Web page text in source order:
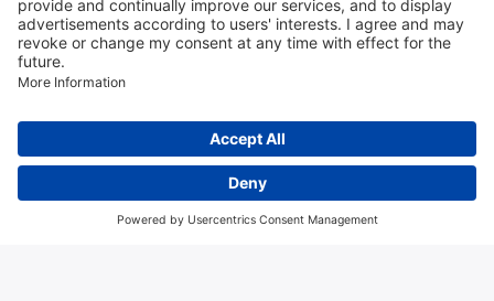
Algemene voorwaarden Disclaimer
Colofon
Copyright; 2026 Hitma B.V.. Tous droits réservés.